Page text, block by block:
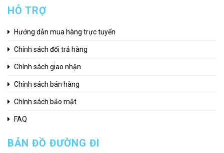
HỖ TRỢ
Hướng dẫn mua hàng trực tuyến
Chính sách đổi trả hàng
Chính sách giao nhận
Chính sách bán hàng
Chính sách bảo mật
FAQ
BẢN ĐỒ ĐƯỜNG ĐI